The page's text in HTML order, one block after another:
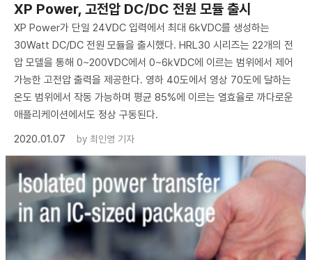
XP Power, 고전압 DC/DC 전원 모듈 출시
XP Power가 단일 24VDC 입력에서 최대 6kVDC를 생성하는
30Watt DC/DC 전원 모듈을 출시했다. HRL30 시리즈는 22개의 전
압 모델을 통해 0~200VDC에서 0~6kVDC에 이르는 범위에서 제어
가능한 고전압 출력을 제공한다. 영하 40도에서 영상 70도에 달하는
온도 범위에서 작동 가능하며 평균 85%에 이르는 열효율로 까다로운
애플리케이션에서도 정상 구동된다.
2020.01.07
by 최인영 기자